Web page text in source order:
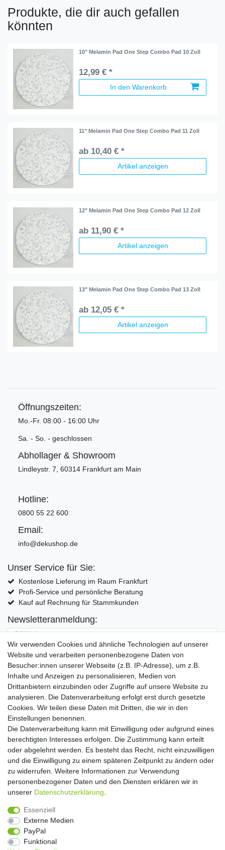
Produkte, die dir auch gefallen
könnten
10" Melamin Pad One Step Combo Pad 10 Zoll
12,99 € *
In den Warenkorb
11" Melamin Pad One Step Combo Pad 11 Zoll
ab 10,40 € *
Artikel anzeigen
12" Melamin Pad One Step Combo Pad 12 Zoll
ab 11,90 € *
Artikel anzeigen
13" Melamin Pad One Step Combo Pad 13 Zoll
ab 12,05 € *
Artikel anzeigen
Öffnungszeiten:
Mo.-Fr. 08:00 - 16:00 Uhr
Sa. - So. - geschlossen
Abhollager & Showroom
Lindleystr. 7, 60314 Frankfurt am Main
Hotline:
0800 55 22 600
Email:
info@dekushop.de
Unser Service für Sie:
Kostenlose Lieferung im Raum Frankfurt
Profi-Service und persönliche Beratung
Kauf auf Rechnung für Stammkunden
Newsletteranmeldung:
E-MAIL **
Hiermit bestätige ich, dass ich die Daten­schutz­erklärung
Einwilligung kann ich jederzeit widerrufen.**
Abonnieren
** Hierbei handelt es sich um ein Pflichtfeld.
Widerrufs­recht Widerrufs­formular Impressum
Daten­schutz­erklärung AGB Kontakt
Wir verwenden Cookies und ähnliche Technologien auf unserer
Website und verarbeiten personenbezogene Daten von
Besucher:innen unserer Webseite (z.B. IP-Adresse), um z.B.
Inhalte und Anzeigen zu personalisieren, Medien von
Drittanbietern einzubinden oder Zugriffe auf unsere Website zu
analysieren. Die Datenverarbeitung erfolgt erst durch gesetzte
Cookies. Wir teilen diese Daten mit Dritten, die wir in den
Einstellungen benennen.
Die Datenverarbeitung kann mit Einwilligung oder aufgrund eines
berechtigten Interesses erfolgen. Die Zustimmung kann erteilt
oder abgelehnt werden. Es besteht das Recht, nicht einzuwilligen
und die Einwilligung zu einem späteren Zeitpunkt zu ändern oder
zu widerrufen. Weitere Informationen zur Verwendung
personenbezogener Daten und den Diensten erklären wir in
unserer Daten­schutz­erklärung
Essenziell
Externe Medien
PayPal
Funktional
Copyright 2016 | Dekushop.de | Alle Rechte vorbehalten. |
Angebote gelten nur für Industrie, Handel, Handwerk und